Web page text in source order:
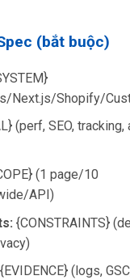
(bắt buộc)
Next.js/Shopify/
(perf, SEO, tracking,
(1 page/10
API)
{CONSTRAINTS}
{EVIDENCE} (logs,